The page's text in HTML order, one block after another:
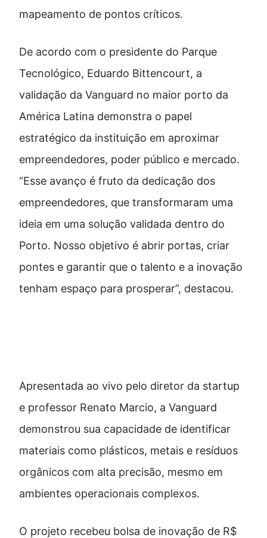
mapeamento de pontos críticos.
De acordo com o presidente do Parque
Tecnológico, Eduardo Bittencourt, a
validação da Vanguard no maior porto da
América Latina demonstra o papel
estratégico da instituição em aproximar
empreendedores, poder público e mercado.
“Esse avanço é fruto da dedicação dos
empreendedores, que transformaram uma
ideia em uma solução validada dentro do
Porto. Nosso objetivo é abrir portas, criar
pontes e garantir que o talento e a inovação
tenham espaço para prosperar”, destacou.
Apresentada ao vivo pelo diretor da startup
e professor Renato Marcio, a Vanguard
demonstrou sua capacidade de identificar
materiais como plásticos, metais e resíduos
orgânicos com alta precisão, mesmo em
ambientes operacionais complexos.
O projeto recebeu bolsa de inovação de R$